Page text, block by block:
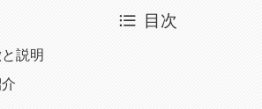
目次
説明